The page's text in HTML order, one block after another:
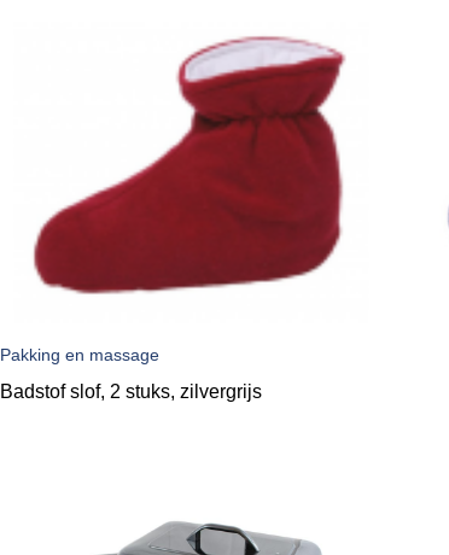
Pakking en massage
Badstof slof, 2 stuks, zilvergrijs